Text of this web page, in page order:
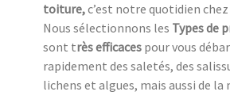
toiture,c’est notre quotidien chez
Nous sélectionnons les Types de
sont très efficaces pour vous
rapidement des saletés, des
lichens et algues, mais aussi de la